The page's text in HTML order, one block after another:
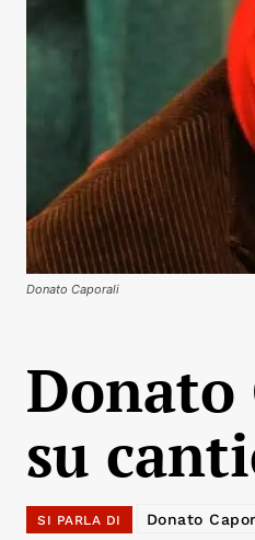
Donato Caporali
su
SI PARLA DI Donato